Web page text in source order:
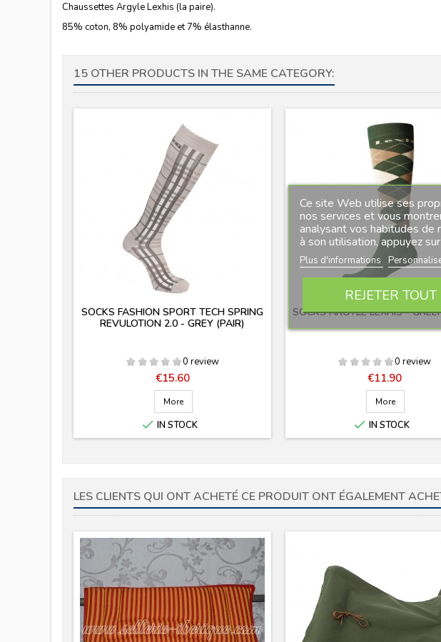
Chaussettes Argyle Lexhis (la paire).
85% coton, 8% polyamide et 7% élasthanne.
15 OTHER PRODUCTS IN THE SAME CATEGORY:
SOCKS FASHION SPORT TECH SPRING
REVULOTION 2.0 - GREY (PAIR)
0 review
Price
€15.60
More
 IN STOCK
SOCKS ARGYLE LEXHIS -
0 review
Price
€11.90
More
 IN STOCK
LES CLIENTS QUI ONT ACHETÉ CE PRODUIT ONT ÉGALEMENT
Ce site Web utilise ses
nos services et vous
analysant vos habitudes de
à son utilisation, appuyez
Plus d'informations
REJETER TOUT